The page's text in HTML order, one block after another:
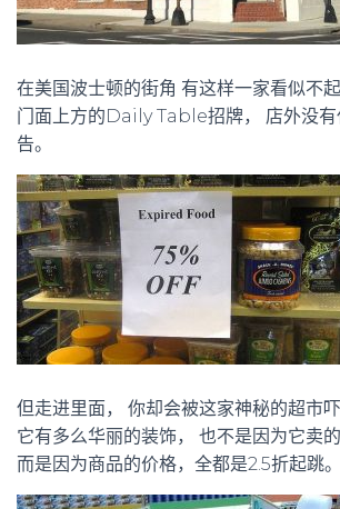
在美国波士顿的街角 有这样一家看似不
门面上方的Daily Table招牌， 店外没有
告。
但走进里面， 你却会被这家神秘的超市
它有多么华丽的装饰， 也不是因为它卖
而是因为商品的价格，全都是2.5折起跳。